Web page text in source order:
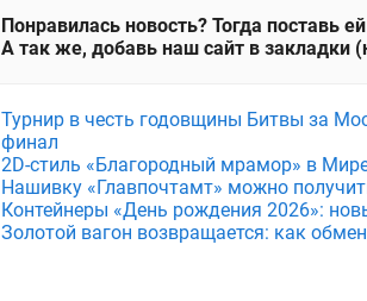
Понравилась новость? Тогда поставь
А так же, добавь наш сайт в закладки
Турнир в честь годовщины Битвы за
финал
2D-стиль «Благородный мрамор» в
Нашивку «Главпочтамт» можно
Контейнеры «День рождения 2026»:
Золотой вагон возвращается: как